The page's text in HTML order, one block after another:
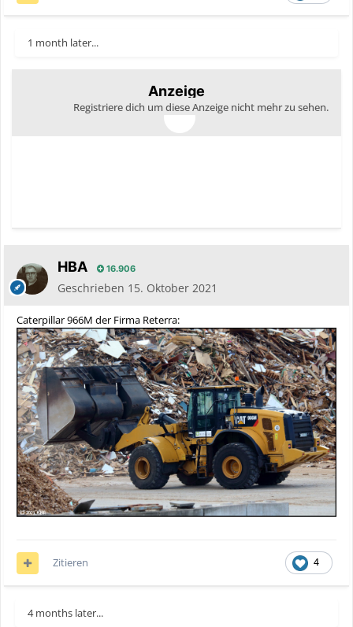
1 month later...
Anzeige
Registriere dich um diese Anzeige nicht mehr zu sehen.
HBA 16.906
Geschrieben 15. Oktober 2021
Caterpillar 966M der Firma Reterra:
4
Zitieren
4 months later...